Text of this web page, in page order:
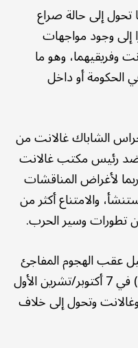
تحول إلى حالة صراع
وجود مواجهات
وفريقيهما، وهو ما
الحكومة أو داخل
الشاباك غالانت من
رئيس مكتب غالانت
لأغراض المناقشات
والامتناع أكثر من
تطورات وسير الحرب.
عقب الهجوم المفاجئ
لحركة المقاومة الإسلامية (حماس) في 7 أكتوبر/تشرين الأول
وغالانت وتحول إلى خلاف